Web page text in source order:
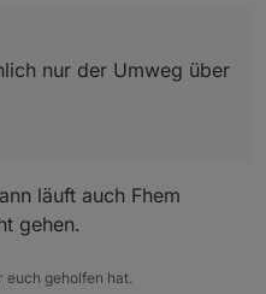
nur der Umweg über
läuft auch Fhem
gehen.
euch geholfen hat.